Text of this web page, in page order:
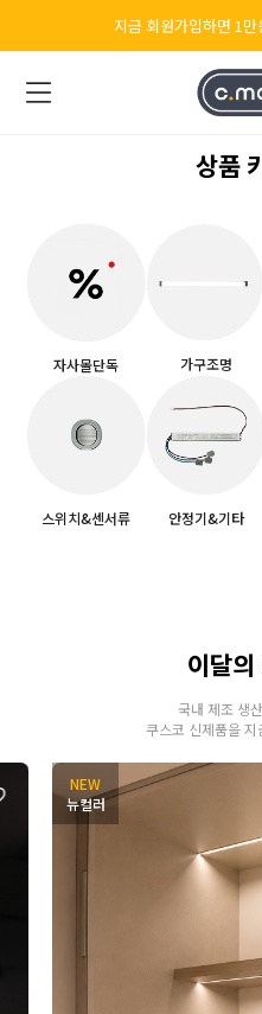
지금 회원가입하면 1
ZL-F12
상품
자사몰단독 가구조명
스위치&센서류 안정기&기타
이달의
국내 제조 생
쿠스코 신제품을
NEW
뉴컬러